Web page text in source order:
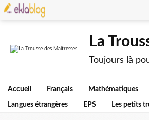
La
Toujours là
Accueil Français Mathématiques
Langues étrangères EPS Les petits